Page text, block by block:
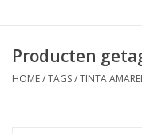
Gin & Tonic
Producten
HOME/TAGS/TINTA